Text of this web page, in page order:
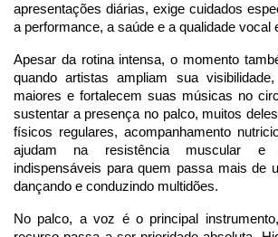
apresentações diárias, exige cuidados
a performance, a saúde e a qualidade vocal
Apesar da rotina intensa, o momento
quando artistas ampliam sua
maiores e fortalecem suas músicas no
sustentar a presença no palco, muitos
físicos regulares, acompanhamento
ajudam na resistência muscular e
indispensáveis para quem passa mais de
dançando e conduzindo multidões.
No palco, a voz é o principal